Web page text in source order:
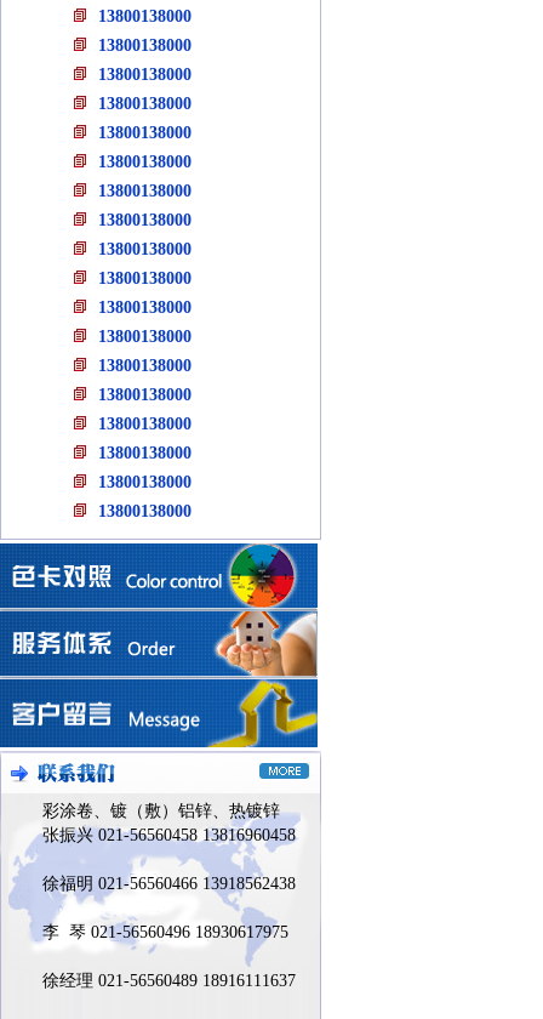
13800138000
13800138000
13800138000
13800138000
13800138000
13800138000
13800138000
13800138000
13800138000
13800138000
13800138000
13800138000
13800138000
13800138000
13800138000
13800138000
13800138000
13800138000
彩涂卷、镀（敷）铝锌、热镀锌
张振兴 021-56560458 13816960458
徐福明 021-56560466 13918562438
李 琴 021-56560496 18930617975
徐经理 021-56560489 18916111637